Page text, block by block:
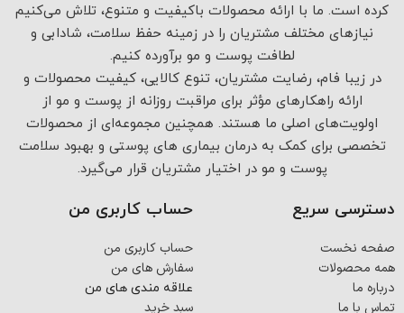
کرده است. ما با ارائه محصولات باکیفیت و متنوع، تلاش می‌کنیم
نیازهای مختلف مشتریان را در زمینه حفظ سلامت، شادابی و
لطافت پوست و مو برآورده کنیم.
در زیبا فام، رضایت مشتریان، تنوع کالایی، کیفیت محصولات و
ارائه راهکارهای مؤثر برای مراقبت روزانه از پوست و مو از
اولویت‌های اصلی ما هستند. همچنین مجموعه‌ای از محصولات
تخصصی برای کمک به درمان بیماری های پوستی و بهبود سلامت
پوست و مو در اختیار مشتریان قرار می‌گیرد.
دسترسی سریع
صفحه نخست
همه محصولات
درباره ما
تماس با ما
حساب کاربری من
حساب کاربری من
سفارش های من
علاقه مندی های من
سبد خرید